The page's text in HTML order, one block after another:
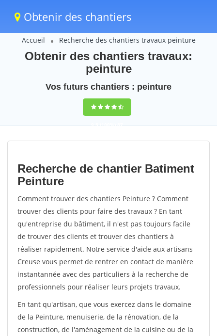
Obtenir des chantiers
Accueil Recherche des chantiers travaux peinture
Obtenir des chantiers travaux:
peinture
Vos futurs chantiers : peinture
9,5(100%)87
votes
Recherche de chantier Batiment
Peinture
Comment trouver des chantiers Peinture ? Comment
trouver des clients pour faire des travaux ? En tant
qu'entreprise du bâtiment, il n'est pas toujours facile
de trouver des clients et trouver des chantiers à
réaliser rapidement. Notre service d'aide aux artisans
Creuse vous permet de rentrer en contact de manière
instantannée avec des particuliers à la recherche de
professionnels pour réaliser leurs projets travaux.
En tant qu'artisan, que vous exercez dans le domaine
de la Peinture, menuiserie, de la rénovation, de la
construction, de l'aménagement de la cuisine ou de la